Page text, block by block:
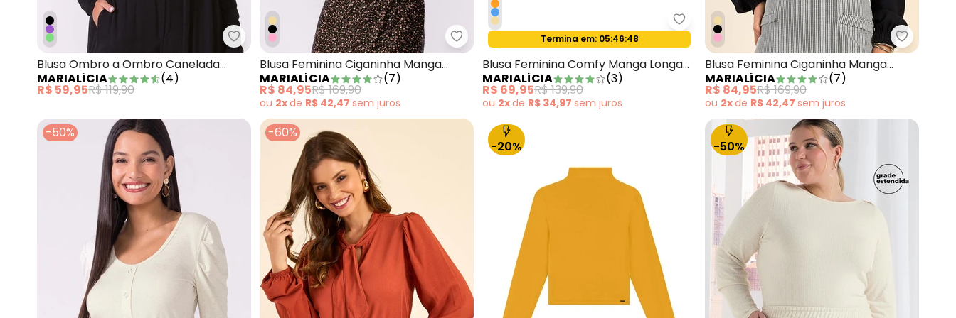
Marialícia - Blusa Ombro a Ombro Canelada Listras Preto
Blusa Ombro a Ombro Canelada
Listras Preto
MARIALÍCIA (4)
R$ 59,95R$ 119,90
Marialícia - Blusa Feminina Ciganinha Manga Longa Rosa
Blusa Feminina Ciganinha Manga
Longa Rosa
MARIALÍCIA (7)
R$ 84,95R$ 169,90
ou 2xde R$ 42,47 sem juros
Marialícia - Blusa Feminina Comfy Manga Longa
Oferta relâmpago
Termina em: 05:46:47
Blusa Feminina Comfy Manga Longa
Canelada Azul
MARIALÍCIA (3)
R$ 69,95R$ 139,90
ou 2xde R$ 34,97 sem juros
Blusa Feminina Ciganinha Manga
Longa Preto
MARIALÍCIA (7)
R$ 84,95R$ 169,90
ou 2xde R$ 42,47 sem juros
-50%
-60%
-20%
-50%